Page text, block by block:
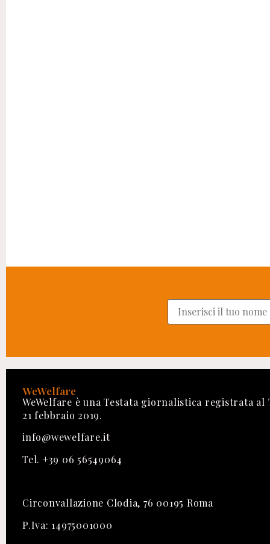
WeWelfare
WeWelfare è una Testata giornalistica registrata al
21 febbraio 2019.
info@wewelfare.it
Tel. +39 06 56549064
Circonvallazione Clodia, 76 00195 Roma
P.Iva: 14975001000